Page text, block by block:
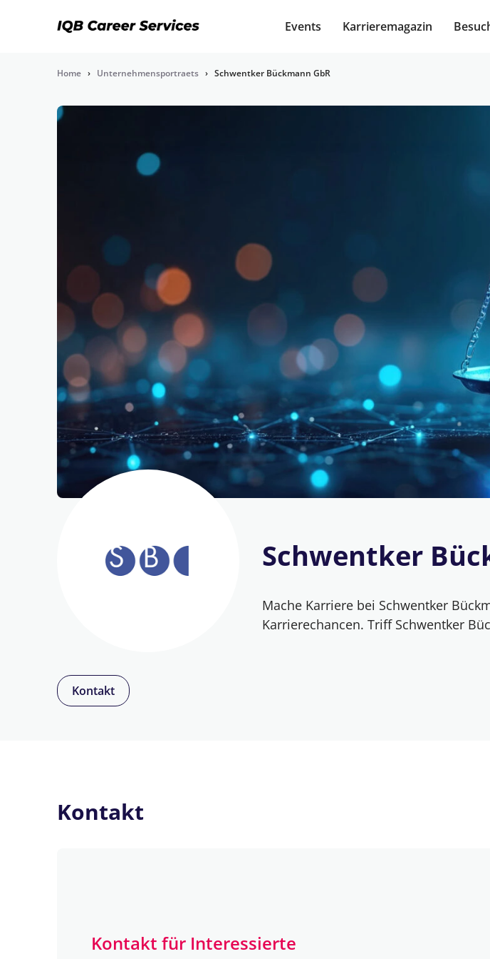
Events Karrieremagazin
Home › Unternehmensportraets › Schwentker Bückmann GbR
Schwentker
Mache Karriere bei Schwentker
Karrierechancen. Triff Schwentker
Kontakt
Kontakt
Kontakt für Interessierte